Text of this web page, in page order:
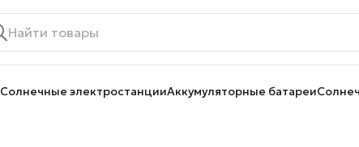
Солнечные электростанцииАккумуляторные батареи